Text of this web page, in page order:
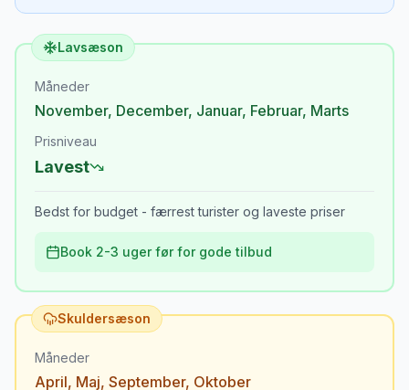
Lavsæson
Måneder
November, December, Januar, Februar, Marts
Prisniveau
Lavest
Bedst for budget - færrest turister og laveste priser
Book 2-3 uger før for gode tilbud
Skuldersæson
Måneder
April, Maj, September, Oktober